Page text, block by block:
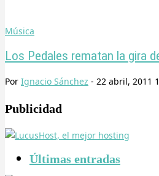
Música
Los Pedales rematan la gira
Por Ignacio Sánchez - 22 abril, 2011
Publicidad
Últimas entradas